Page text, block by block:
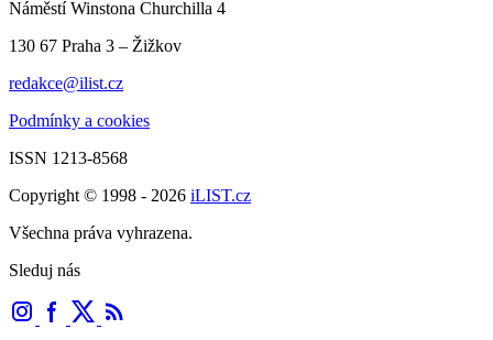
Náměstí Winstona Churchilla 4
130 67 Praha 3 – Žižkov
redakce@ilist.cz
Podmínky a cookies
ISSN 1213-8568
Copyright © 1998 - 2026 iLIST.cz
Všechna práva vyhrazena.
Sleduj nás